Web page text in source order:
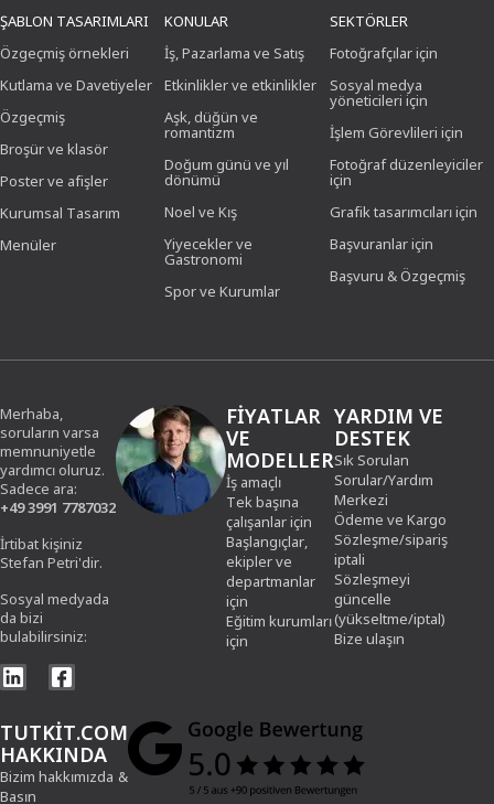
ŞABLON TASARIMLARI
Özgeçmiş örnekleri
Kutlama ve Davetiyeler
Özgeçmiş
Broşür ve klasör
Poster ve afişler
Kurumsal Tasarım
Menüler
KONULAR
İş, Pazarlama ve Satış
Etkinlikler ve etkinlikler
Aşk, düğün ve
romantizm
Doğum günü ve yıl
dönümü
Noel ve Kış
Yiyecekler ve
Gastronomi
Spor ve Kurumlar
SEKTÖRLER
Fotoğrafçılar için
Sosyal medya
yöneticileri için
İşlem Görevlileri için
Fotoğraf düzenleyiciler
için
Grafik tasarımcıları için
Başvuranlar için
Başvuru & Özgeçmiş
Merhaba,
soruların varsa
memnuniyetle
yardımcı oluruz.
Sadece ara:
+49 3991 7787032
İrtibat kişiniz
Stefan Petri'dir.
Sosyal medyada
da bizi
bulabilirsiniz:
FIYATLAR
VE
MODELLER
İş amaçlı
Tek başına
çalışanlar için
Başlangıçlar,
ekipler ve
departmanlar
için
Eğitim kurumları
için
YARDIM VE
DESTEK
Sık Sorulan
Sorular/Yardım
Merkezi
Ödeme ve Kargo
Sözleşme/sipariş
iptali
Sözleşmeyi
güncelle
(yükseltme/iptal)
Bize ulaşın
TUTKIT.COM
HAKKINDA
Bizim hakkımızda &
Basın